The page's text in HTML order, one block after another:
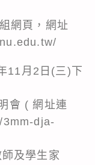
網頁，網址
11月2日(三)下
( 網址連
dja-
及學生家